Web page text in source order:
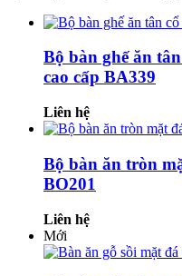
Bộ bàn ghế ăn
cao cấp BA339
Liên hệ
Bộ bàn ăn tròn
BO201
Liên hệ
Mới